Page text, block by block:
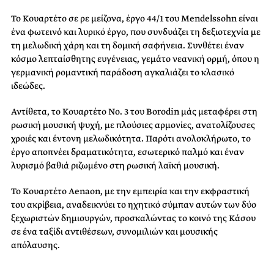
Το Κουαρτέτο σε ρε μείζονα, έργο 44/1 του Mendelssohn είναι
ένα φωτεινό και λυρικό έργο, που συνδυάζει τη δεξιοτεχνία με
τη μελωδική χάρη και τη δομική σαφήνεια. Συνθέτει έναν
κόσμο λεπταίσθητης ευγένειας, γεμάτο νεανική ορμή, όπου η
γερμανική ρομαντική παράδοση αγκαλιάζει το κλασικό
ιδεώδες.
Αντίθετα, το Κουαρτέτο Νο. 3 του Borodin μάς μεταφέρει στη
ρωσική μουσική ψυχή, με πλούσιες αρμονίες, ανατολίζουσες
χροιές και έντονη μελωδικότητα. Παρότι ανολοκλήρωτο, το
έργο αποπνέει δραματικότητα, εσωτερικό παλμό και έναν
λυρισμό βαθιά ριζωμένο στη ρωσική λαϊκή μουσική.
Το Κουαρτέτο Aenaon, με την εμπειρία και την εκφραστική
του ακρίβεια, αναδεικνύει το ηχητικό σύμπαν αυτών των δύο
ξεχωριστών δημιουργών, προσκαλώντας το κοινό της Κάσου
σε ένα ταξίδι αντιθέσεων, συνομιλιών και μουσικής
απόλαυσης.